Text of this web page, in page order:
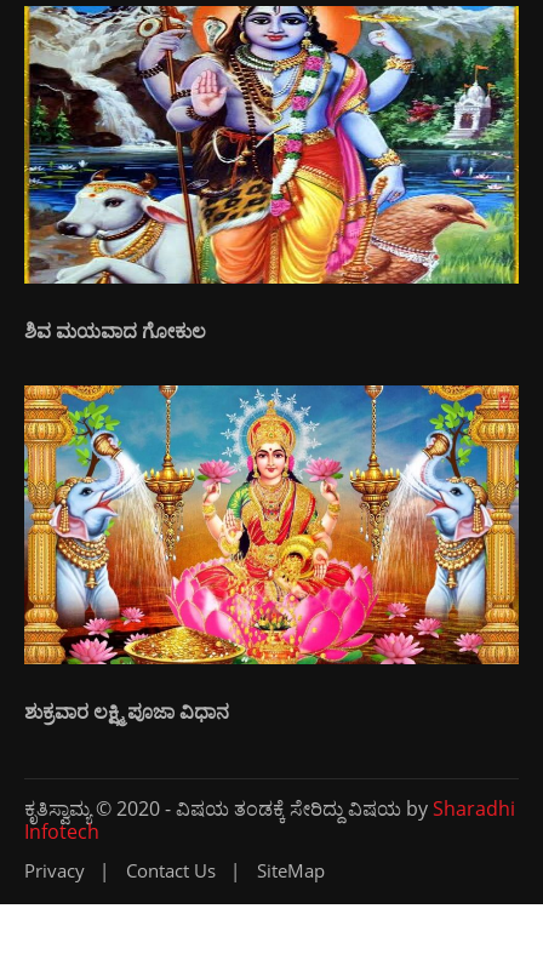
ಶಿವ ಮಯವಾದ ಗೋಕುಲ
ಶುಕ್ರವಾರ ಲಕ್ಷ್ಮಿ ಪೂಜಾ ವಿಧಾನ
ಕೃತಿಸ್ವಾಮ್ಯ © 2020 - ವಿಷಯ ತಂಡಕ್ಕೆ ಸೇರಿದ್ದು ವಿಷಯ bySharadhi
Infotech
Privacy Contact Us SiteMap